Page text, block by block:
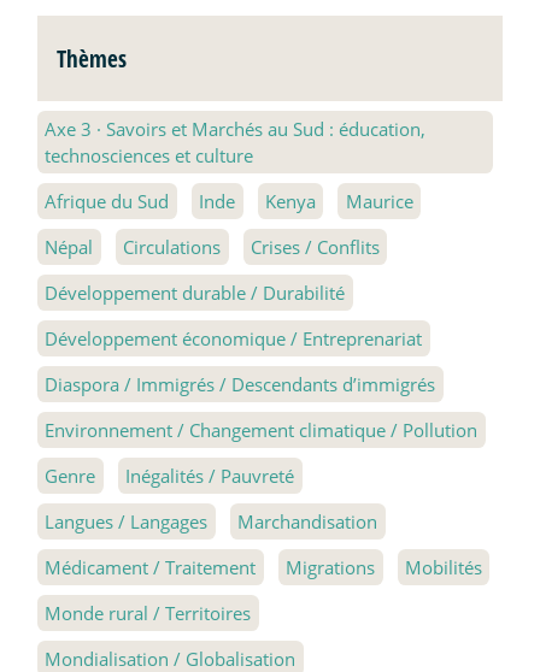
Thèmes
Axe 3 · Savoirs et Marchés au Sud : éducation,
technosciences et culture
Afrique du Sud
Inde Kenya
Maurice
Népal
Circulations
Crises / Conflits
Développement durable / Durabilité
Développement économique / Entreprenariat
Diaspora / Immigrés / Descendants d’immigrés
Environnement / Changement climatique / Pollution
Genre
Inégalités / Pauvreté
Langues / Langages
Marchandisation
Médicament / Traitement
Migrations
Mobilités
Monde rural / Territoires
Mondialisation / Globalisation